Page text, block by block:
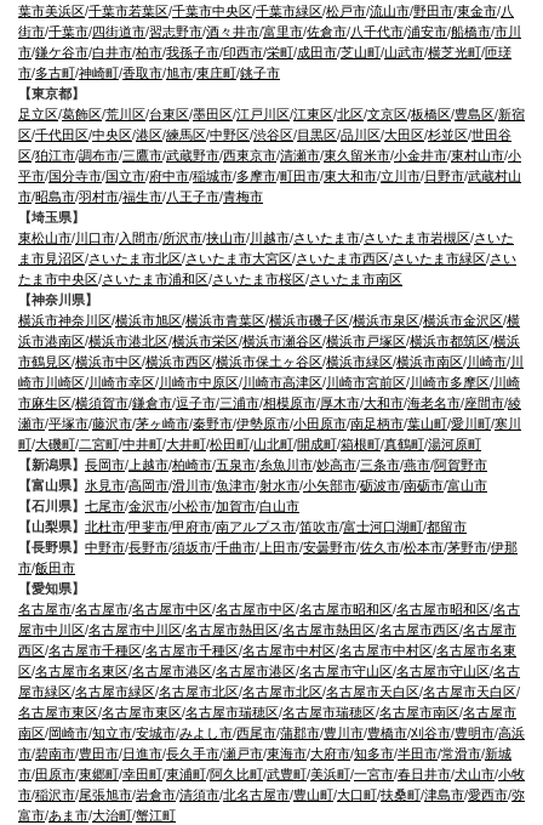
葉市美浜区/千葉市若葉区/千葉市中央区/千葉市緑区/松戸市/流山市/野田市/東金市/八
街市/千葉市/四街道市/習志野市/酒々井市/富里市/佐倉市/八千代市/浦安市/船橋市/市川
市/鎌ケ谷市/白井市/柏市/我孫子市/印西市/栄町/成田市/芝山町/山武市/横芝光町/匝瑳
市/多古町/神崎町/香取市/旭市/東庄町/銚子市
【東京都】
足立区/葛飾区/荒川区/台東区/墨田区/江戸川区/江東区/北区/文京区/板橋区/豊島区/新宿
区/千代田区/中央区/港区/練馬区/中野区/渋谷区/目黒区/品川区/大田区/杉並区/世田谷
区/狛江市/調布市/三鷹市/武蔵野市/西東京市/清瀬市/東久留米市/小金井市/東村山市/小
平市/国分寺市/国立市/府中市/稲城市/多摩市/町田市/東大和市/立川市/日野市/武蔵村山
市/昭島市/羽村市/福生市/八王子市/青梅市
【埼玉県】
東松山市/川口市/入間市/所沢市/挟山市/川越市/さいたま市/さいたま市岩槻区/さいた
ま市見沼区/さいたま市北区/さいたま市大宮区/さいたま市西区/さいたま市緑区/さい
たま市中央区/さいたま市浦和区/さいたま市桜区/さいたま市南区
【神奈川県】
横浜市神奈川区/横浜市旭区/横浜市青葉区/横浜市磯子区/横浜市泉区/横浜市金沢区/横
浜市港南区/横浜市港北区/横浜市栄区/横浜市瀬谷区/横浜市戸塚区/横浜市都筑区/横浜
市鶴見区/横浜市中区/横浜市西区/横浜市保土ヶ谷区/横浜市緑区/横浜市南区/川崎市/川
崎市川崎区/川崎市幸区/川崎市中原区/川崎市高津区/川崎市宮前区/川崎市多摩区/川崎
市麻生区/横須賀市/鎌倉市/逗子市/三浦市/相模原市/厚木市/大和市/海老名市/座間市/綾
瀬市/平塚市/藤沢市/茅ヶ崎市/秦野市/伊勢原市/小田原市/南足柄市/葉山町/愛川町/寒川
町/大磯町/二宮町/中井町/大井町/松田町/山北町/開成町/箱根町/真鶴町/湯河原町
【新潟県】 長岡市/ 上越市/柏崎市/五泉市/糸魚川市/妙高市/三条市/燕市/阿賀野市
【富山県】 氷見市/高岡市/滑川市/魚津市/射水市/小矢部市/砺波市/南砺市/富山市
【石川県】 七尾市/金沢市/小松市/加賀市/白山市
【山梨県】 北杜市/甲斐市/甲府市/南アルプス市/笛吹市/富士河口湖町/都留市
【長野県】 中野市/長野市/須坂市/千曲市/ 上田市/安曇野市/佐久市/松本市/茅野市/伊那
市/飯田市
【愛知県】
名古屋市/名古屋市/名古屋市中区/名古屋市中区/名古屋市昭和区/名古屋市昭和区/名古
屋市中川区/名古屋市中川区/名古屋市熱田区/名古屋市熱田区/名古屋市西区/名古屋市
西区/名古屋市千種区/名古屋市千種区/名古屋市中村区/名古屋市中村区/名古屋市名東
区/名古屋市名東区/名古屋市港区/名古屋市港区/名古屋市守山区/名古屋市守山区/名古
屋市緑区/名古屋市緑区/名古屋市北区/名古屋市北区/名古屋市天白区/名古屋市天白区/
名古屋市東区/名古屋市東区/名古屋市瑞穂区/名古屋市瑞穂区/名古屋市南区/名古屋市
南区/岡崎市/知立市/安城市/みよし市/西尾市/蒲郡市/豊川市/豊橋市/刈谷市/豊明市/高浜
市/碧南市/豊田市/日進市/長久手市/瀬戸市/東海市/大府市/知多市/半田市/常滑市/新城
市/田原市/東郷町/幸田町/東浦町/阿久比町/武豊町/美浜町/一宮市/春日井市/犬山市/小牧
市/稲沢市/尾張旭市/岩倉市/清須市/北名古屋市/豊山町/大口町/扶桑町/津島市/愛西市/弥
富市/あま市/大治町/蟹江町